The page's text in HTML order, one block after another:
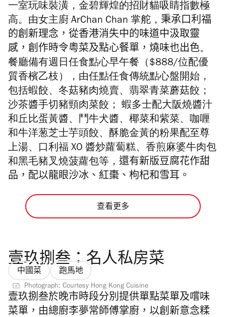
一室玩味裝潢，金碧輝煌的招財貓吸睛指數極
高。 由女主廚 ArChan Chan 掌舵， 秉承口利福
的創新理念，從香港消失中的味道中汲取靈
感，創作時令粵菜及點心餐單，燒味也出色。
餐廳備有週日任食點心早午餐（$888/位配優
質香檳乙枝），由任點任食傳統點心盤開始，
包括蝦餃、冬菇豬肉燒賣、 翡翠青菜蘑菇餃；
沙茶醬手切豬頸肉菜餃；
蝦多士配大阪燒醬汁
和丘比蛋黃醬、鬥牛犬醬、 椰菜和紫菜、 咖喱
和牛洋葱芝士芋頭餃、酥脆金黃的粉果配至尊
上湯、 口利福 XO 醬炒蘿蔔糕、香煎麻婆牛肉包
和黑毛豬叉燒菠蘿包等， 還有新版豆腐花作甜
品，配以龍眼沙冰、紅棗、枸杞和雪耳。
查看更多
壹玖捌叁：名人私房菜
中國菜 跑馬地
Photograph: Courtesy Hong Kong Cuisine
壹玖捌叁於晚市時段分別提供單點菜單及嚐味
菜單，由總廚李夢常師傅掌廚，以創新意念糅